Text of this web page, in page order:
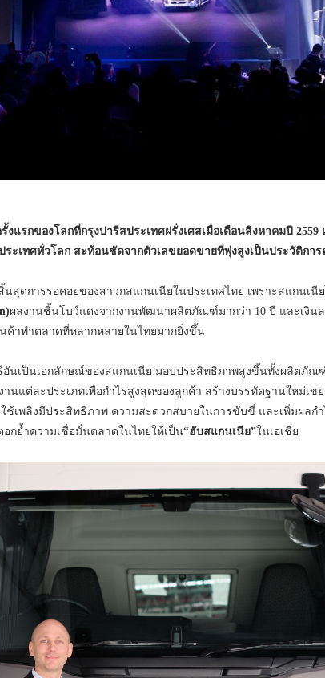
งแรกของโลกที่กรุงปารีสประเทศฝรั่งเศสเมื่อเดือนสิงหาคมปี 2559
ระเทศทั่วโลก สะท้อนชัดจากตัวเลขยอดขายที่พุ่งสูงเป็นประวัติก
สุดการรอคอยของสาวกสแกนเนียในประเทศไทย เพราะสแกนเนี
ผลงานชิ้นโบว์แดงจากงานพัฒนาผลิตภัณฑ์มากว่า 10 ปี และเงิน
ค้าทำตลาดที่หลากหลายในไทยมากยิ่งขึ้น
อันเป็นเอกลักษณ์ของสแกนเนีย มอบประสิทธิภาพสูงขึ้นทั้งผลิตภัณ
นแต่ละประเภทเพื่อกำไรสูงสุดของลูกค้า สร้างบรรทัดฐานใหม่เข
ช้เพลิงมีประสิทธิภาพ ความสะดวกสบายในการขับขี่ และเพิ่มผลก
อกย้ำความเชื่อมั่นตลาดในไทยให้เป็น“ฮับสแกนเนีย”ในเอเชีย